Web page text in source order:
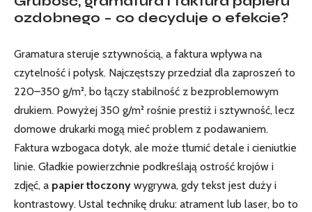
ozdobnego – co decyduje o efekcie?
Gramatura steruje sztywnością, a faktura wpływa na
czytelność i połysk. Najczęstszy przedział dla zaproszeń to
220–350 g/m², bo łączy stabilność z bezproblemowym
drukiem. Powyżej 350 g/m² rośnie prestiż i sztywność, lecz
domowe drukarki mogą mieć problem z podawaniem.
Faktura wzbogaca dotyk, ale może tłumić detale i cieniutkie
linie. Gładkie powierzchnie podkreślają ostrość krojów i
zdjęć, a papier tłoczony wygrywa, gdy tekst jest duży i
kontrastowy. Ustal technikę druku: atrament lub laser, bo to